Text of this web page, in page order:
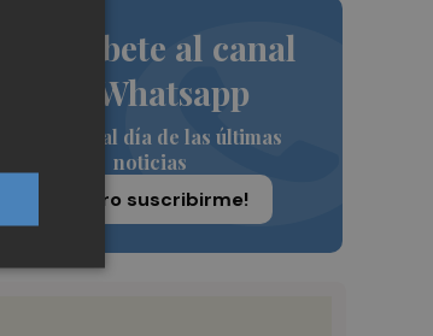
Suscríbete al canal
de Whatsapp
Siempre al día de las últimas
noticias
¡Quiero suscribirme!